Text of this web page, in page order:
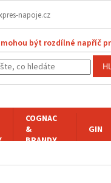
napoje.cz
mohou být rozdílné napříč
COGNAC
&
BRANDY
GIN